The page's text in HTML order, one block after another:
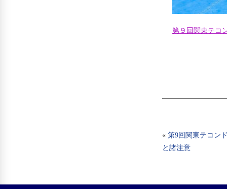
第９回関東テコ
« 第9回関東テコン
と諸注意